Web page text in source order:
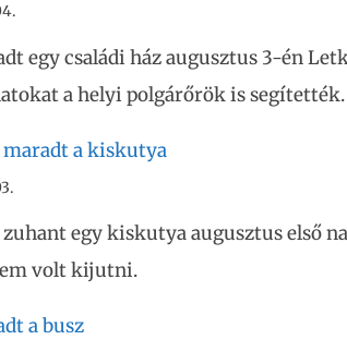
egy családi ház augusztus 3-én
a helyi polgárőrök is segítették.
maradt a kiskutya
egy kiskutya augusztus első
volt kijutni.
a busz